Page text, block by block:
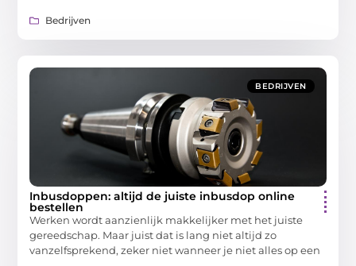
Bedrijven
BEDRIJVEN
Inbusdoppen: altijd de juiste inbusdop online
bestellen
Werken wordt aanzienlijk makkelijker met het juiste
gereedschap. Maar juist dat is lang niet altijd zo
vanzelfsprekend, zeker niet wanneer je niet alles op een